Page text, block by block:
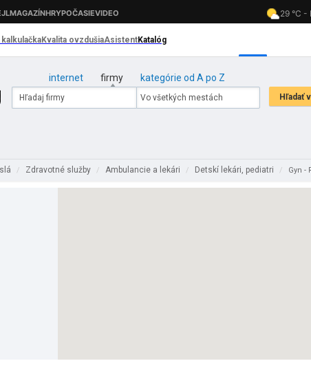
internet firmy kategórie od A po Z
/ Zdravotné služby / Ambulancie a lekári / Detskí lekári, pediatri / Gyn -